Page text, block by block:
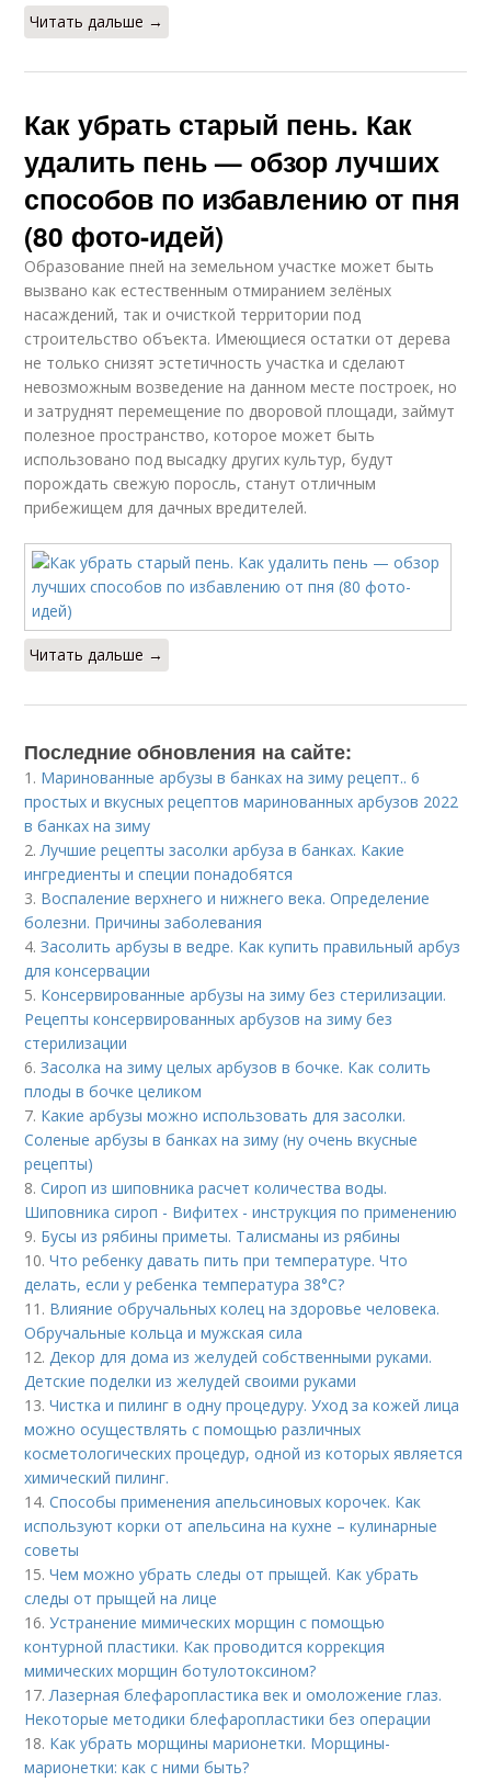
Читать дальше →
Как убрать старый пень. Как
удалить пень — обзор лучших
способов по избавлению от пня
(80 фото-идей)
Образование пней на земельном участке может быть
вызвано как естественным отмиранием зелёных
насаждений, так и очисткой территории под
строительство объекта. Имеющиеся остатки от дерева
не только снизят эстетичность участка и сделают
невозможным возведение на данном месте построек, но
и затруднят перемещение по дворовой площади, займут
полезное пространство, которое может быть
использовано под высадку других культур, будут
порождать свежую поросль, станут отличным
прибежищем для дачных вредителей.
Читать дальше →
Последние обновления на сайте:
1. Маринованные арбузы в банках на зиму рецепт.. 6
простых и вкусных рецептов маринованных арбузов 2022
в банках на зиму
2.Лучшие рецепты засолки арбуза в банках. Какие
ингредиенты и специи понадобятся
3. Воспаление верхнего и нижнего века. Определение
болезни. Причины заболевания
4.Засолить арбузы в ведре. Как купить правильный арбуз
для консервации
5. Консервированные арбузы на зиму без стерилизации.
Рецепты консервированных арбузов на зиму без
стерилизации
6.Засолка на зиму целых арбузов в бочке. Как солить
плоды в бочке целиком
7. Какие арбузы можно использовать для засолки.
Соленые арбузы в банках на зиму (ну очень вкусные
рецепты)
8.Сироп из шиповника расчет количества воды.
Шиповника сироп - Вифитех - инструкция по применению
9. Бусы из рябины приметы. Талисманы из рябины
10.Что ребенку давать пить при температуре. Что
делать, если у ребенка температура 38°С?
11. Влияние обручальных колец на здоровье человека.
Обручальные кольца и мужская сила
12.Декор для дома из желудей собственными руками.
Детские поделки из желудей своими руками
13.Чистка и пилинг в одну процедуру. Уход за кожей лица
можно осуществлять с помощью различных
косметологических процедур, одной из которых является
химический пилинг.
14.Способы применения апельсиновых корочек. Как
используют корки от апельсина на кухне – кулинарные
советы
15.Чем можно убрать следы от прыщей. Как убрать
следы от прыщей на лице
16.Устранение мимических морщин с помощью
контурной пластики. Как проводится коррекция
мимических морщин ботулотоксином?
17.Лазерная блефаропластика век и омоложение глаз.
Некоторые методики блефаропластики без операции
18. Как убрать морщины марионетки. Морщины-
марионетки: как с ними быть?